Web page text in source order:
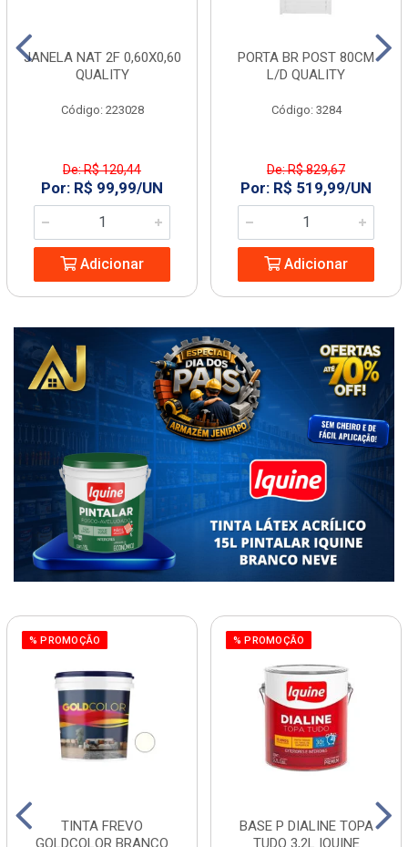
JANELA NAT 2F 0,60X0,60
QUALITY
Código: 223028
De: R$ 120,44
Por: R$ 99,99/UN
Adicionar
PORTA BR POST 80CM
L/D QUALITY
Código: 3284
De: R$ 829,67
Por: R$ 519,99/UN
Adicionar
% PROMOÇÃO
TINTA FREVO
GOLDCOLOR BRANCO
% PROMOÇÃO
BASE P DIALINE TOPA
TUDO 3,2L IQUINE